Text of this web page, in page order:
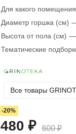
Для какого помещения
Диаметр горшка (см)
Высота от пола (см) —
Тематические
Все товары
-20%
480 ₽ 600 ₽